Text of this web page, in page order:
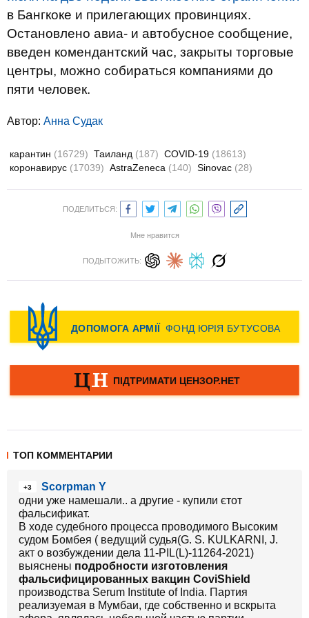
в Бангкоке и прилегающих провинциях.
Остановлено авиа- и автобусное сообщение,
введен комендантский час, закрыты торговые
центры, можно собираться компаниями до
пяти человек.
Автор: Анна Судак
карантин (16729) Таиланд (187) COVID-19 (18613)
коронавирус (17039) AstraZeneca (140) Sinovac (28)
ПОДЕЛИТЬСЯ:
Мне нравится
ПОДЫТОЖИТЬ:
ТОП КОММЕНТАРИИ
+3
Scorpman Y
одни уже намешали.. а другие - купили єтот
фальсификат.
В ходе судебного процесса проводимого Высоким
судом Бомбея ( ведущий судья(G. S. KULKARNI, J.
акт о возбуждении дела 11-PIL(L)-11264-2021)
выяснены подробности изготовления
фальсифицированных вакцин CoviShield
производства Serum Institute of India. Партия
реализуемая в Мумбаи, где собственно и вскрыта